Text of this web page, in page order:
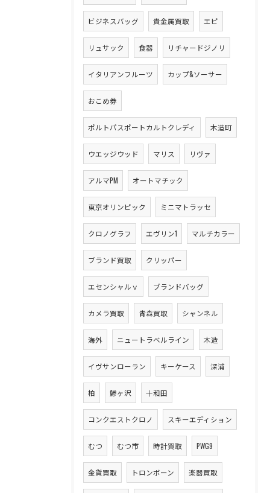
ビジネスバッグ 貴金属買取 エピ
リュサック 食器 リチャードジノリ
イタリアンフルーツ カップ&ソーサー
おこめ券
ポルトパスポートカルトクレディ 木造町
ウエッジウッド マリス リヴァ
アルマPM オートマチック
東京オリンピック ミニマトラッセ
クロノグラフ エヴリン1 マルチカラー
ブランド買取 クリッパー
エセンシャルｖ ブランドバッグ
カメラ買取 青森買取 シャンネル
海外 ニュートラベルライン 木造
イヴサンローラン キーケース 深浦
柏 鯵ヶ沢 十和田
コンクエストクロノ スキーエディション
むつ むつ市 時計買取 PWG9
金貨買取 トロンボーン 楽器買取